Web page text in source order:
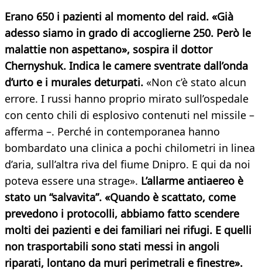
Erano 650 i pazienti al momento del raid. «Già
adesso siamo in grado di accoglierne 250. Però le
malattie non aspettano», sospira il dottor
Chernyshuk. Indica le camere sventrate dall’onda
d’urto e i murales deturpati. «Non c’è stato alcun
errore. I russi hanno proprio mirato sull’ospedale
con cento chili di esplosivo contenuti nel missile –
afferma –. Perché in contemporanea hanno
bombardato una clinica a pochi chilometri in linea
d’aria, sull’altra riva del fiume Dnipro. E qui da noi
poteva essere una strage». L’allarme antiaereo è
stato un “salvavita”. «Quando è scattato, come
prevedono i protocolli, abbiamo fatto scendere
molti dei pazienti e dei familiari nei rifugi. E quelli
non trasportabili sono stati messi in angoli
riparati, lontano da muri perimetrali e finestre».